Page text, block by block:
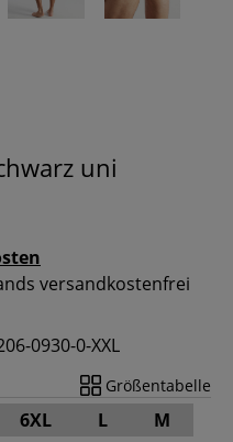
uni
versandkostenfrei
0930-0-XXL
Größentabelle
6XL L
M